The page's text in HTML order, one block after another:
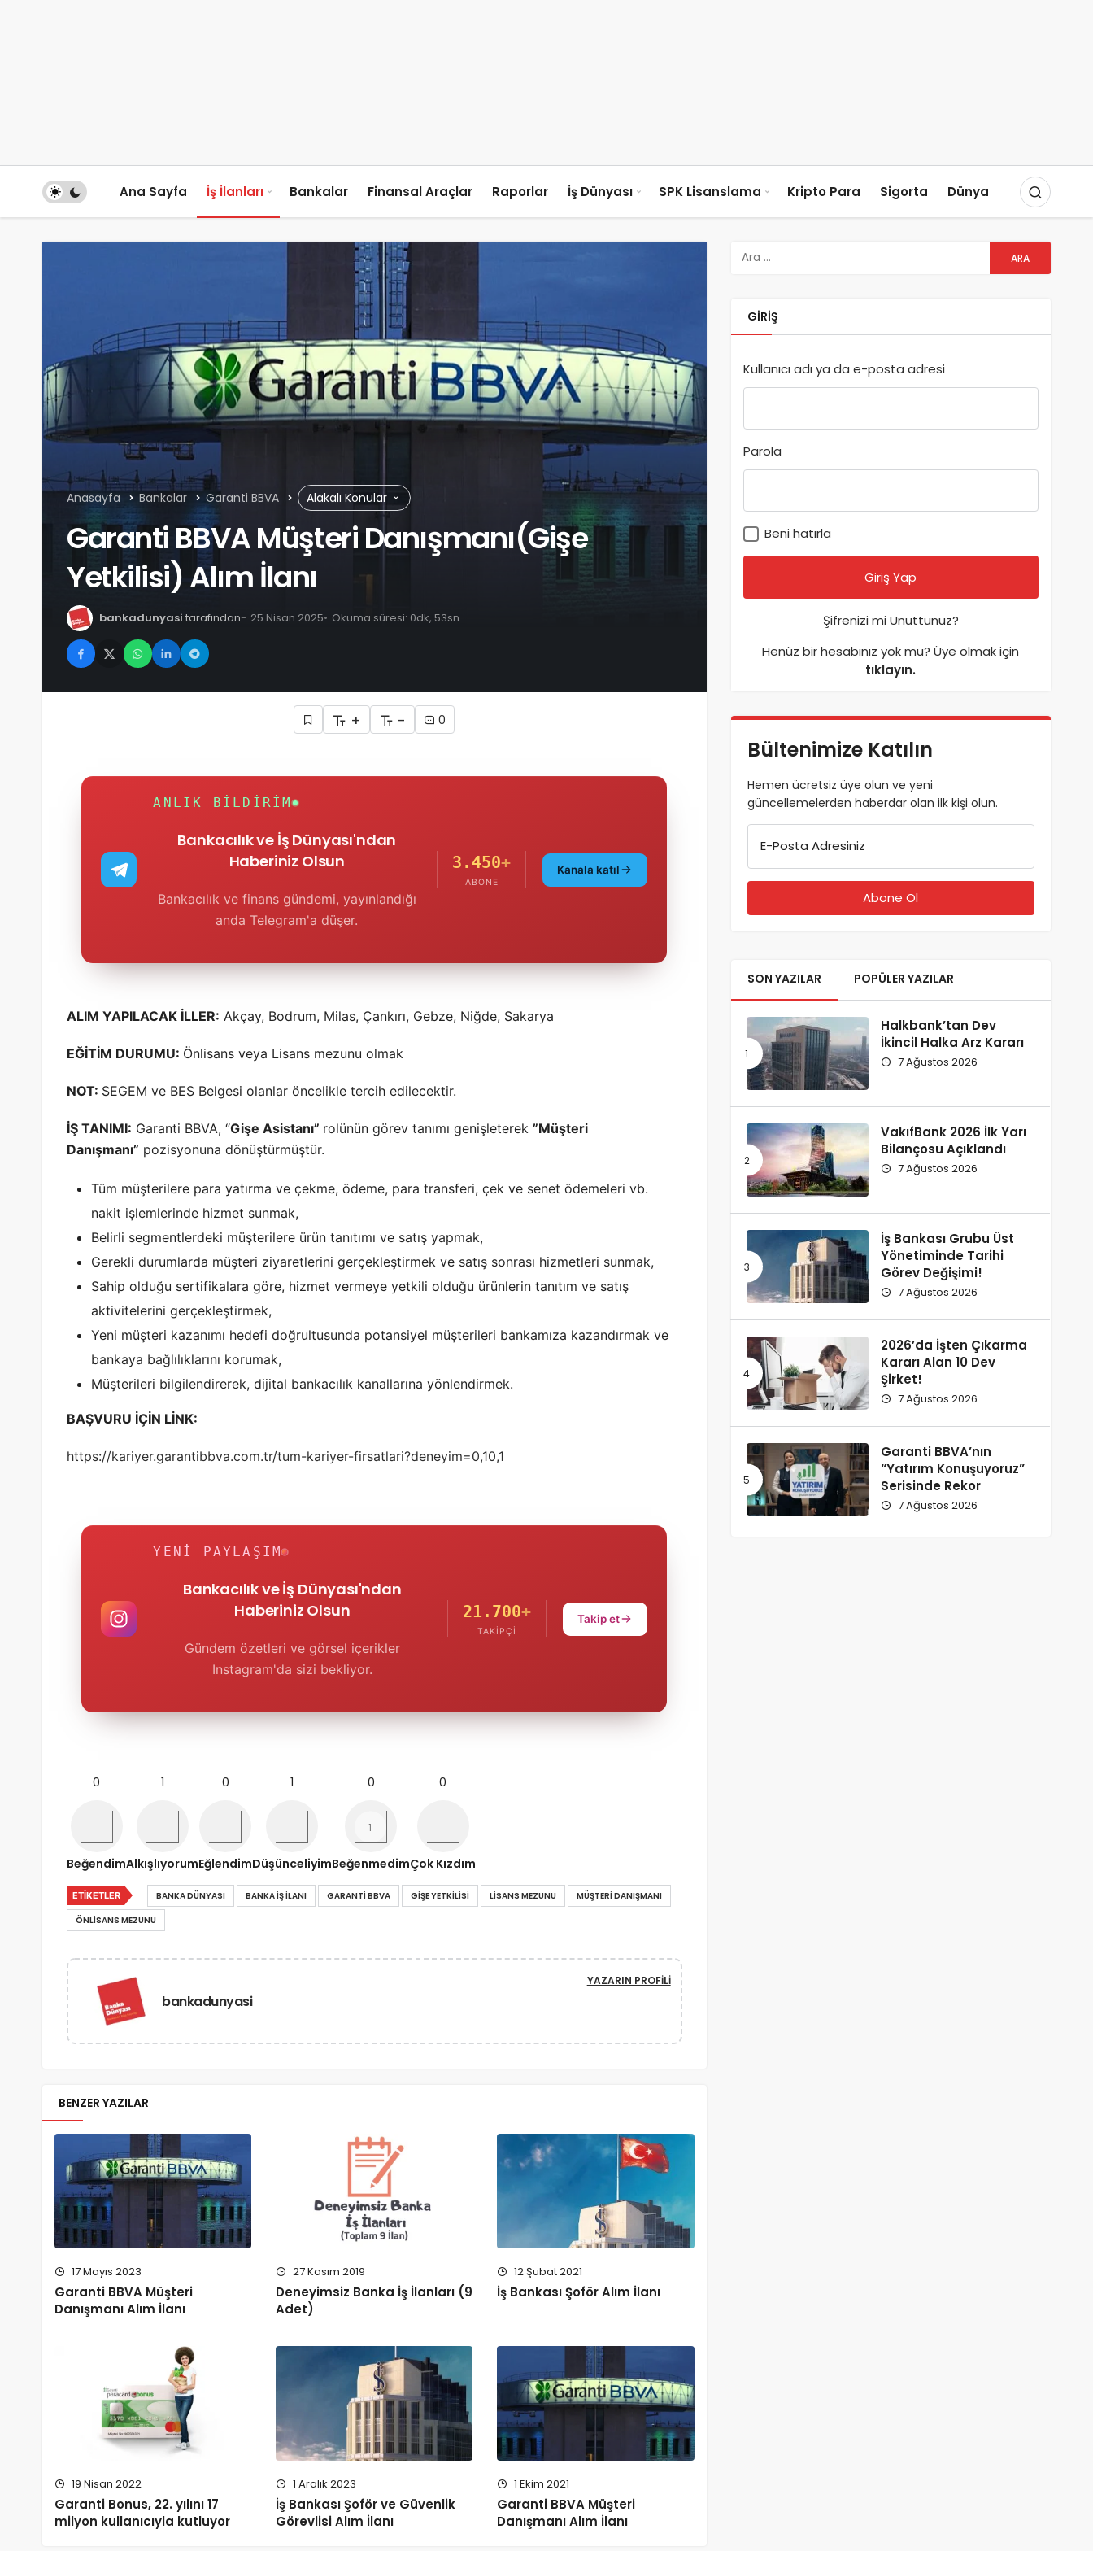
Ana Sayfa İş İlanları Bankalar Finansal Araçlar Raporlar İş Dünyası SPK Lisanslama Kripto Para Sigorta Dünya
Anasayfa Bankalar Garanti BBVA Alakalı Konular
Garanti BBVA Müşteri Danışmanı(Gişe
Yetkilisi) Alım İlanı
bankadunyasi tarafından 25 Nisan 2025 Okuma süresi: 0dk, 53sn
+ - 0
ANLIK BILDIRIM
Bankacılık ve İş Dünyası'ndan
Haberiniz Olsun
Bankacılık ve finans gündemi, yayınlandığı
anda Telegram'a düşer.
3.450+
ABONE
Kanala katıl
ALIM YAPILACAK İLLER: Akçay, Bodrum, Milas, Çankırı, Gebze, Niğde, Sakarya
EĞİTİM DURUMU: Önlisans veya Lisans mezunu olmak
NOT: SEGEM ve BES Belgesi olanlar öncelikle tercih edilecektir.
İŞ TANIMI: Garanti BBVA, “Gişe Asistanı” rolünün görev tanımı genişleterek ”Müşteri
Danışmanı” pozisyonuna dönüştürmüştür.
Tüm müşterilere para yatırma ve çekme, ödeme, para transferi, çek ve senet ödemeleri vb.
nakit işlemlerinde hizmet sunmak,
Belirli segmentlerdeki müşterilere ürün tanıtımı ve satış yapmak,
Gerekli durumlarda müşteri ziyaretlerini gerçekleştirmek ve satış sonrası hizmetleri sunmak,
Sahip olduğu sertifikalara göre, hizmet vermeye yetkili olduğu ürünlerin tanıtım ve satış
aktivitelerini gerçekleştirmek,
Yeni müşteri kazanımı hedefi doğrultusunda potansiyel müşterileri bankamıza kazandırmak ve
bankaya bağlılıklarını korumak,
Müşterileri bilgilendirerek, dijital bankacılık kanallarına yönlendirmek.
BAŞVURU İÇİN LİNK:
https://kariyer.garantibbva.com.tr/tum-kariyer-firsatlari?deneyim=0,10,1
YENI PAYLAŞIM
Bankacılık ve İş Dünyası'ndan
Haberiniz Olsun
Gündem özetleri ve görsel içerikler
Instagram'da sizi bekliyor.
21.700+
TAKIPÇI
Takip et
0
Beğendim
1
Alkışlıyorum
0
Eğlendim
1
Düşünceliyim
0
Beğenmedim
0
Çok Kızdım
ETIKETLER BANKA DÜNYASI BANKA IŞ ILANI GARANTI BBVA GIŞE YETKILISI LISANS MEZUNU
MÜŞTERI DANIŞMANI
ÖNLISANS MEZUNU
bankadunyasi
YAZARIN PROFILI
BENZER YAZILAR
17 Mayıs 2023
Garanti BBVA Müşteri
Danışmanı Alım İlanı
27 Kasım 2019
Deneyimsiz Banka İş İlanları (9
Adet)
12 Şubat 2021
İş Bankası Şoför Alım İlanı
19 Nisan 2022
Garanti Bonus, 22. yılını 17
milyon kullanıcıyla kutluyor
1 Aralık 2023
İş Bankası Şoför ve Güvenlik
Görevlisi Alım İlanı
1 Ekim 2021
Garanti BBVA Müşteri
Danışmanı Alım İlanı
GIRIŞ
Kullanıcı adı ya da e-posta adresi
Parola
Beni hatırla
Şifrenizi mi Unuttunuz?
Henüz bir hesabınız yok mu? Üye olmak için
tıklayın.
Bültenimize Katılın
Hemen ücretsiz üye olun ve yeni
güncellemelerden haberdar olan ilk kişi olun.
E-Posta Adresiniz
SON YAZILAR POPÜLER YAZILAR
Halkbank’tan Dev
İkincil Halka Arz Kararı
7 Ağustos 2026
VakıfBank 2026 İlk Yarı
Bilançosu Açıklandı
7 Ağustos 2026
İş Bankası Grubu Üst
Yönetiminde Tarihi
Görev Değişimi!
7 Ağustos 2026
2026’da İşten Çıkarma
Kararı Alan 10 Dev
Şirket!
7 Ağustos 2026
Garanti BBVA’nın
“Yatırım Konuşuyoruz”
Serisinde Rekor
7 Ağustos 2026